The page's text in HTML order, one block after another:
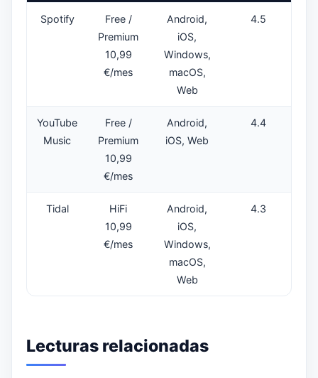
Spotify
Free /
Premium
10,99
€/mes
Android,
iOS,
Windows,
macOS,
Web
4.5
YouTube
Music
Free /
Premium
10,99
€/mes
Android,
iOS, Web
4.4
Tidal
HiFi
10,99
€/mes
Android,
iOS,
Windows,
macOS,
Web
4.3
Lecturas relacionadas